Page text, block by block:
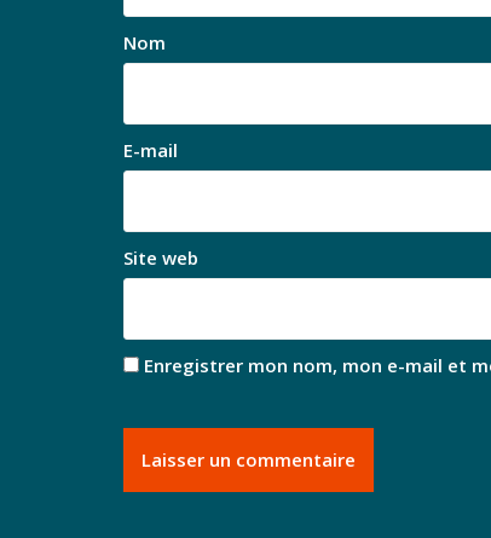
Nom
E-mail
Site web
Enregistrer mon nom, mon e-mail et